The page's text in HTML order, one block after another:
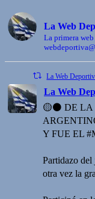
La Web
La primera
La Web
La Web
🟡⚫️ DE
Y FUE EL
Partidazo
otra vez la